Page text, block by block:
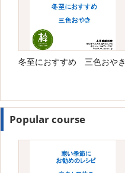
冬至におすすめ 三色おやき
Popular course